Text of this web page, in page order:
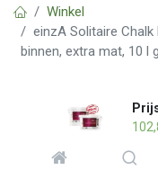
Winkel
einzA Solitaire
binnen, extra mat, 10 l
einzA
muurverf –